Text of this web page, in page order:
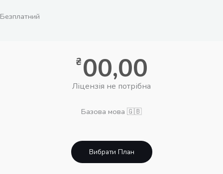
Безплатний
₴00,00
Ліцензія не потрібна
Базова мова 🇬🇧
Вибрати План